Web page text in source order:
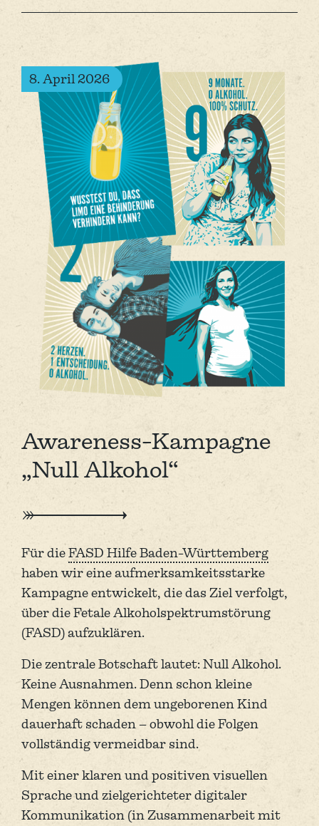
8. April 2026
Awareness-Kampagne
„Null Alkohol“
Für die FASD Hilfe Baden-Württemberg
haben wir eine aufmerk­samkeits­starke
Kampagne entwickelt, die das Ziel verfolgt,
über die Fetale Alkohol­spektrumstörung
(FASD) aufzuklären.
Die zentrale Botschaft lautet: Null Alkohol.
Keine Ausnahmen. Denn schon kleine
Mengen können dem ungeborenen Kind
dauerhaft schaden – obwohl die Folgen
vollständig vermeidbar sind.
Mit einer klaren und positiven visuellen
Sprache und ziel­gerichteter digitaler
Kommunikation (in Zusammenarbeit mit